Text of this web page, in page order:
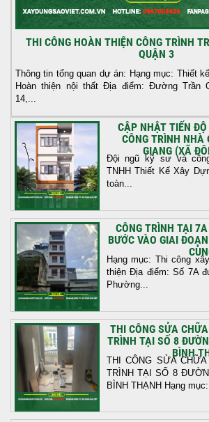
THI CÔNG HOÀN THIỆN CÔNG TRÌNH
QUẬN 3
Thông tin tổng quan dự án: Hạng mục: Thiết
Hoàn thiện nội thất Địa điểm: Đường Trần
14,...
CẬP NHẬT TIẾN
CÔNG TRÌNH NHÀ
GIANG (XÃ
Đội ngũ kỹ sư và
TNHH Thiết Kế Xây
toàn...
CÔNG TRÌNH TẠI
BƯỚC VÀO GIAI
Hạng mục: Thi công
thiện Địa điểm: Số 7A
Phường...
THI CÔNG SỬA
TRÌNH TẠI SỐ 8
BÌNH
THI CÔNG SỬA
TRÌNH TẠI SỐ 8
BÌNH THẠNH Hạng